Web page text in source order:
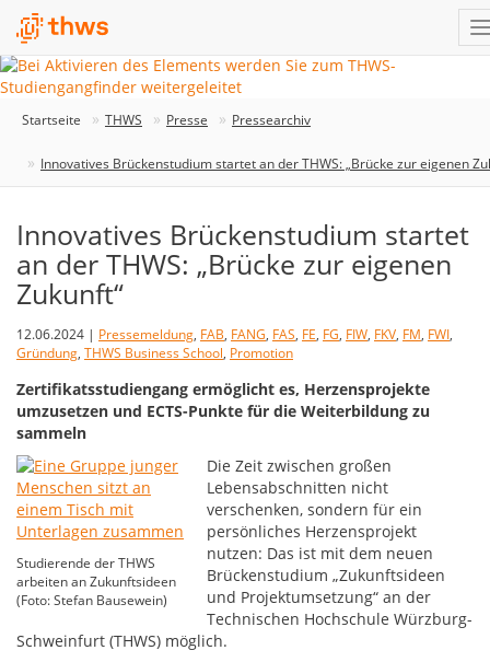
Startseite THWS Presse Pressearchiv
Innovatives Brückenstudium startet an der THWS: „Brücke zur eigenen
Innovatives Brückenstudium startet
an der THWS: „Brücke zur eigenen
Zukunft“
12.06.2024 | Pressemeldung, FAB, FANG, FAS, FE, FG, FIW, FKV, FM, FWI,
Gründung, THWS Business School, Promotion
Zertifikatsstudiengang ermöglicht es, Herzensprojekte
umzusetzen und ECTS-Punkte für die Weiterbildung zu
sammeln
Studierende der THWS
arbeiten an Zukunftsideen
(Foto: Stefan Bausewein)
Die Zeit zwischen großen
Lebensabschnitten nicht
verschenken, sondern für ein
persönliches Herzensprojekt
nutzen: Das ist mit dem neuen
Brückenstudium „Zukunftsideen
und Projektumsetzung“ an der
Technischen Hochschule Würzburg-
Schweinfurt (THWS) möglich.